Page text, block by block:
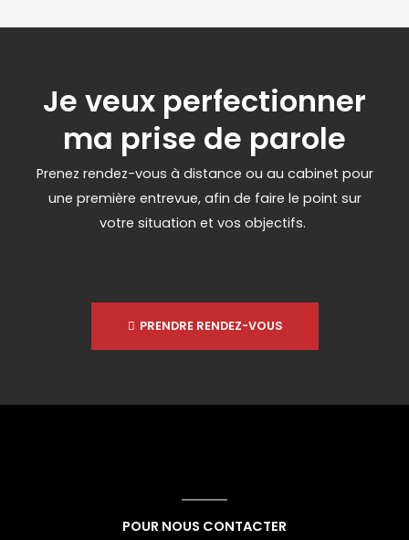
Je veux perfectionner
ma prise de parole
Prenez rendez-vous à distance ou au cabinet pour
une première entrevue, afin de faire le point sur
votre situation et vos objectifs.
PRENDRE RENDEZ-VOUS
POUR NOUS CONTACTER